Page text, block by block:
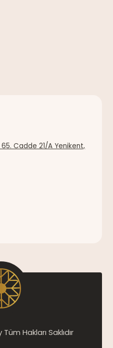
Cadde 21/A Yenikent,
Hakları Saklıdır